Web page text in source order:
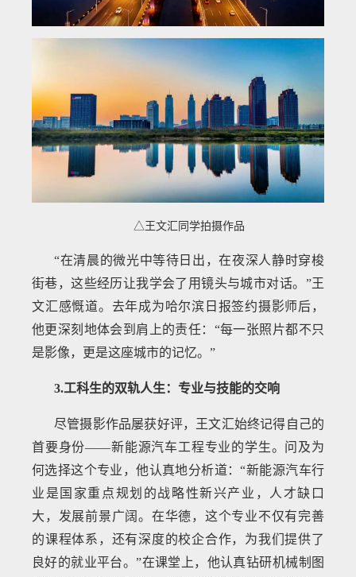
△王文汇同学拍摄作品
“在清晨的微光中等待日出，在夜深人静时穿梭
街巷，这些经历让我学会了用镜头与城市对话。”王
文汇感慨道。去年成为哈尔滨日报签约摄影师后，
他更深刻地体会到肩上的责任：“每一张照片都不只
是影像，更是这座城市的记忆。”
3.工科生的双轨人生：专业与技能的交响
尽管摄影作品屡获好评，王文汇始终记得自己的
首要身份——新能源汽车工程专业的学生。问及为
何选择这个专业，他认真地分析道：“新能源汽车行
业是国家重点规划的战略性新兴产业，人才缺口
大，发展前景广阔。在华德，这个专业不仅有完善
的课程体系，还有深度的校企合作，为我们提供了
良好的就业平台。”在课堂上，他认真钻研机械制图